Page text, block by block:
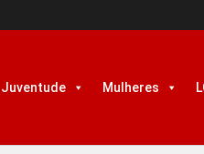
Juventude Mulheres